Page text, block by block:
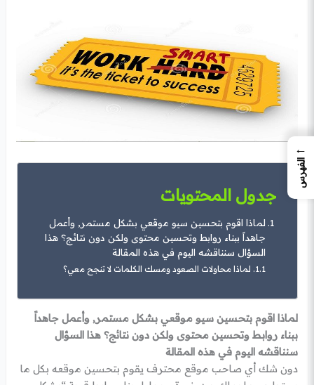
جدول المحتويات
لماذا اقوم بتحسين سيو موقعي بشكل مستمر, وأعمل
جاهداً ببناء روابط وتحسين محتوى ولكن دون نتائج؟ هذا
السؤال سنناقشه اليوم في هذه المقالة
لماذا محاولات الصعود ومسك الكلمات لا تنجح معي؟
لماذا اقوم بتحسين سيو موقعي بشكل مستمر, وأعمل جاهداً
ببناء روابط وتحسين محتوى ولكن دون نتائج؟ هذا السؤال
سنناقشه اليوم في هذه المقالة
دون شك أي صاحب موقع محترف يقوم بتحسين موقعه بكل ما
←
الفهرس